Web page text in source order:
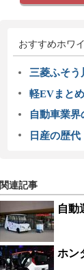
おすすめホワ
三菱ふそう
軽EVまと
自動車業
日産の歴
関連記事
自動
ホン